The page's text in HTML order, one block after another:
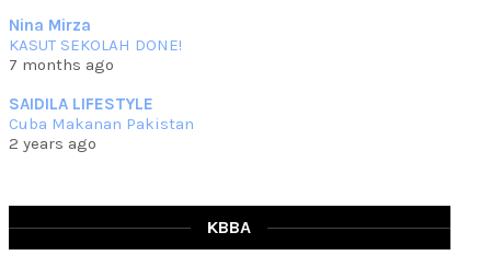
Jun 20 2023
RESIPI PISANG MUDA MASAK LEMAK
lemak ni che mat... read more
Mar 07 2023
RESIPI BAMIA KAMBING
Nina Mirza
KASUT SEKOLAH DONE!
7 months ago
SAIDILA LIFESTYLE
Cuba Makanan Pakistan
2 years ago
KBBA